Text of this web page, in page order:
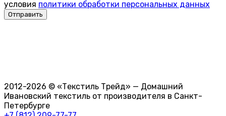
условия политики обработки персональных данных
2012-2026 © «Текстиль Трейд» — Домашний
Ивановский текстиль от производителя в Санкт-
Петербурге